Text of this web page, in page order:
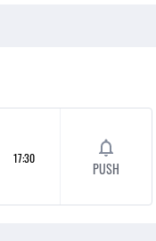
17:30
PUSH